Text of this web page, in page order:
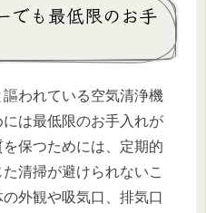
でも最低限のお手
謳われている空気清浄機
は最低限のお手入れが
保つためには、定期的
清掃が避けられないこ
外観や吸気口、排気口